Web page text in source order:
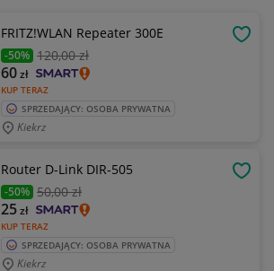
FRITZ!WLAN Repeater 300E
-50% 120,00 zł
KUP TERAZ
60zł
SPRZEDAJĄCY: OSOBA PRYWATNA
Kiekrz
Router D-Link DIR-505
-50% 50,00 zł
KUP TERAZ
25zł
SPRZEDAJĄCY: OSOBA PRYWATNA
Kiekrz